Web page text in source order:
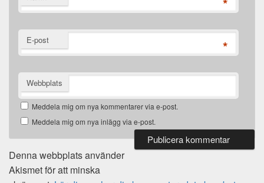
*
E-post *
Webbplats
Meddela mig om nya kommentarer via e-post.
Meddela mig om nya inlägg via e-post.
Denna webbplats använder
Akismet för att minska